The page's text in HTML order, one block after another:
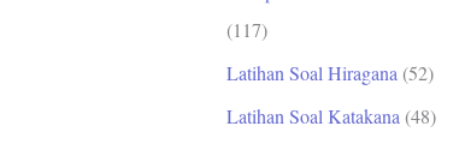
(117)
Latihan Soal Hiragana (52)
Latihan Soal Katakana (48)